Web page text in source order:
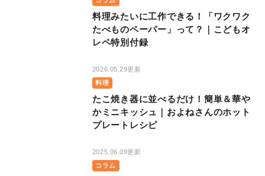
料理みたいに工作できる！「ワクワク
たべものペーパー」って？｜こどもオ
レペ特別付録
2026.05.29更新
料理
たこ焼き器に並べるだけ！簡単＆華や
かミニキッシュ｜およねさんのホット
プレートレシピ
2025.06.09更新
コラム